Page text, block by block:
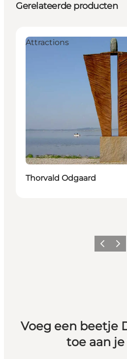
Gerelateerde producten
Attractions
Thorvald Odgaard
Vorige
Voeg een beetje
toe aan